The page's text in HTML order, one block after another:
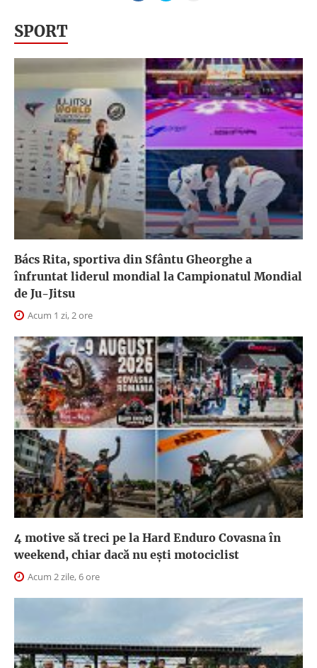
SPORT
Bács Rita, sportiva din Sfântu Gheorghe a
înfruntat liderul mondial la Campionatul Mondial
de Ju-Jitsu
Acum 1 zi, 2 ore
4 motive să treci pe la Hard Enduro Covasna în
weekend, chiar dacă nu ești motociclist
Acum 2 zile, 6 ore